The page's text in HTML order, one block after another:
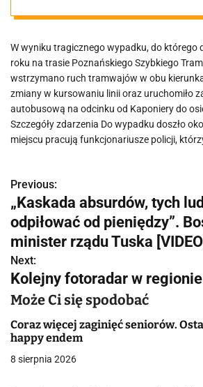
W wyniku tragicznego wypadku, do którego
roku na trasie Poznańskiego Szybkiego
wstrzymano ruch tramwajów w obu
zmiany w kursowaniu linii oraz uruchomiło
autobusową na odcinku od Kaponiery do
Szczegóły zdarzenia Do wypadku doszło
miejscu pracują funkcjonariusze policji,
N
a
w
i
g
a
c
Previous:
„Kaskada absurdów, tych
odpiłować od pieniędzy”.
minister rządu Tuska
Next:
Kolejny fotoradar w
Może Ci się spodobać
Coraz więcej zaginięć seniorów.
happy endem
8 sierpnia 2026